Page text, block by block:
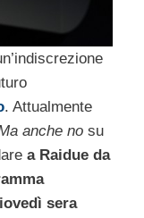
. Attualmente
anche no su
a Raidue da
sera